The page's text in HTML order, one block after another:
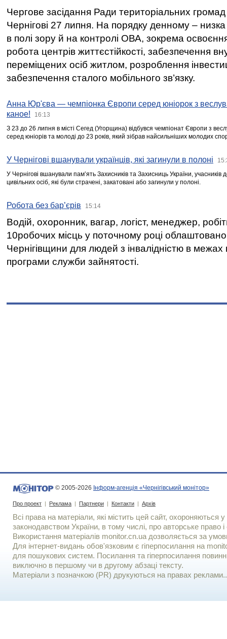
Чергове засідання Ради територіальних громад
Чернігові 27 липня. На порядку денному –
в полі зору й на контролі ОВА, зокрема освоєння
робота центрів життєстійкості, забезпечення
переміщених осіб житлом, розроблення
забезпечення сталого мобільного зв’язку.
Анна Юр'єва — чемпіонка Європи серед юніорок з
каное!
16:13
З 23 до 26 липня в місті Сегед (Угорщина) відбувся чемпіонат Європи з
серед юніорів та молоді до 23 років, який зібрав найсильніших молодих
У Чернігові вшанували українців, які загинули в полоні
У Чернігові вшанували пам’ять Захисників та Захисниць України,
цивільних осіб, які були страчені, закатовані або загинули у полоні.
Робота без бар’єрів 15:14
Водій, охоронник, вагар, логіст, менеджер,
10робочих місць у поточному році
Чернігівщини для людей з інвалідністю в межах
програми служби зайнятості.
© 2005-2026 Інформ-агенція «Чернігівський монітор»
Про проект | Реклама | Партнери | Контакти | Архів
Всі права на матеріали, які містить цей сайт, охороняються у
законодавством України, в тому числі, про авторське право і
Використання матерiалiв monitor.cn.ua дозволяється за
Для iнтернет-видань обов'язковим є гiперпосилання на
для пошукових систем. Посилання та гіперпосилання
виключно в першому чи в другому абзаці тексту.
Матеріали з позначкою (PR) друкуються на правах реклами..